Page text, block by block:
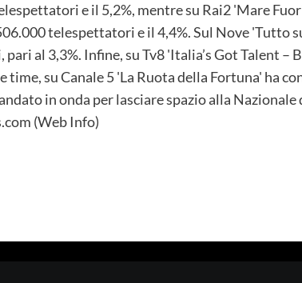
e il 5,2%, mentre su Rai2 'Mare
telespettatori e il 4,4%. Sul Nove 'Tutto
al 3,3%. Infine, su Tv8 'Italia’s Got Talent
time, su Canale 5 'La Ruota della Fortuna' ha
in onda per lasciare spazio alla Nazionale
(Web Info)